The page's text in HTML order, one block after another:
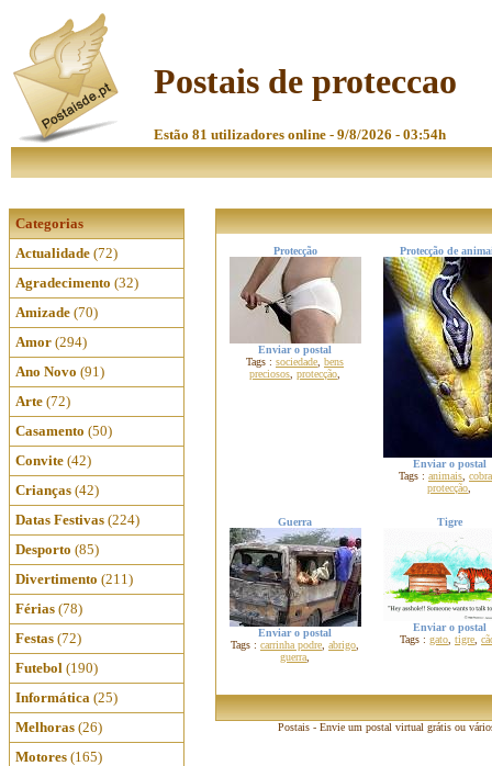
Postais de proteccao
Estão 81 utilizadores online - 9/8/2026 - 03:54h
Categorias
Actualidade (72)
Agradecimento (32)
Amizade (70)
Amor (294)
Ano Novo (91)
Arte (72)
Casamento (50)
Convite (42)
Crianças (42)
Datas Festivas (224)
Desporto (85)
Divertimento (211)
Férias (78)
Festas (72)
Futebol (190)
Informática (25)
Melhoras (26)
Motores (165)
Protecção
Enviar o postal
Tags : sociedade bens
preciosos protecção
Protecção de
Enviar o postal
Tags : animais
protecção
Guerra
Enviar o postal
Tags : carrinha podre abrigo
guerra
Tigre
Enviar o postal
Tags : gato tigre
Postais - Envie um postal virtual grátis ou